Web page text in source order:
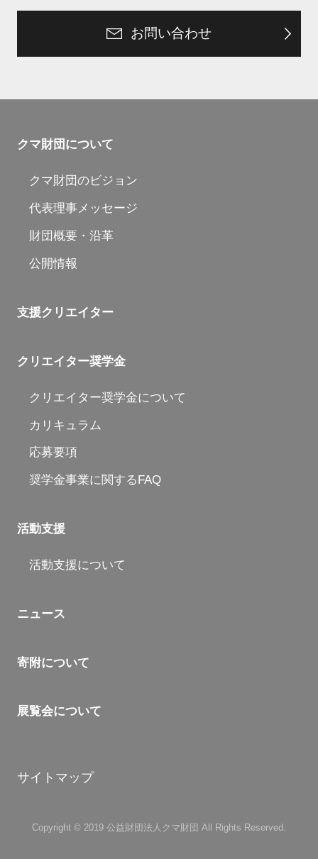
お問い合わせ
クマ財団について
クマ財団のビジョン
代表理事メッセージ
財団概要・沿革
公開情報
支援クリエイター
クリエイター奨学金
クリエイター奨学金について
カリキュラム
応募要項
奨学金事業に関するFAQ
活動支援
活動支援について
ニュース
寄附について
展覧会について
サイトマップ
Copyright © 2019 公益財団法人クマ財団 All Rights Reserved.